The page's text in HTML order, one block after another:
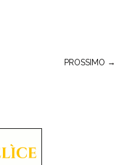
PROSSIMO →